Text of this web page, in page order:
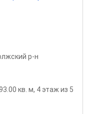
р-н
кв. м, 4 этаж из 5